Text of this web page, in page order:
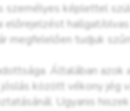
személyes képlettel
előrejelzést hallgat/
megfelelően tudjuk
Általában
között vékony jég
Ugyanis